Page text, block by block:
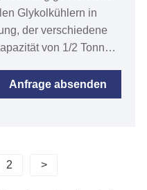
Glykolkühlern in
der verschiedene
von 1/2 Tonne
luftgekühlter
Glykolkühler
der
im idealen
Anfrage absenden
2 >